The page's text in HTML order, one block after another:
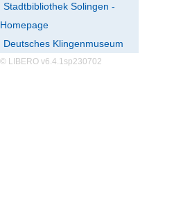
Stadtbibliothek Solingen -
Homepage
Deutsches Klingenmuseum
© LIBERO v6.4.1sp230702